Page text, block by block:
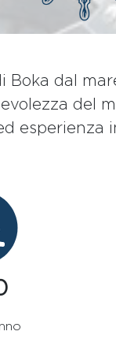
Boka dal
del
esperienza